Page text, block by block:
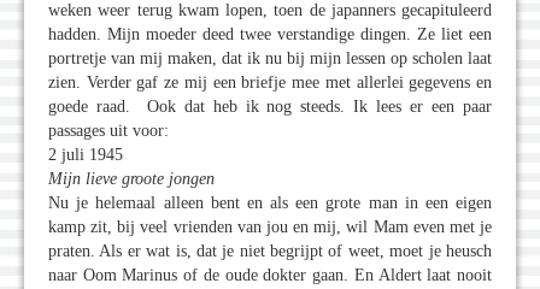
weken weer terug kwam lopen, toen de japanners gecapituleerd
hadden. Mijn moeder deed twee verstandige dingen. Ze liet een
portretje van mij maken, dat ik nu bij mijn lessen op scholen laat
zien. Verder gaf ze mij een briefje mee met allerlei gegevens en
goede raad. Ook dat heb ik nog steeds. Ik lees er een paar
passages uit voor:
2 juli 1945
Mijn lieve groote jongen
Nu je helemaal alleen bent en als een grote man in een eigen
kamp zit, bij veel vrienden van jou en mij, wil Mam even met je
praten. Als er wat is, dat je niet begrijpt of weet, moet je heusch
naar Oom Marinus of de oude dokter gaan. En Aldert laat nooit